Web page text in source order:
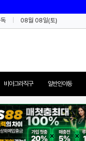
08월 08일(토)
비아그라직구 일반인야동